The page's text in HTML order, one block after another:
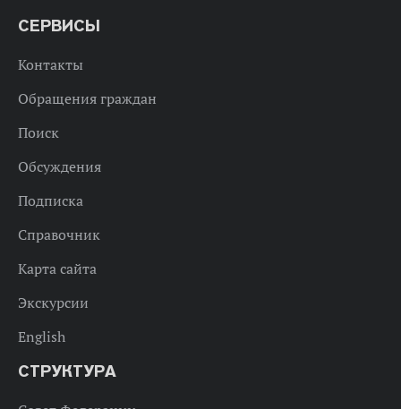
СЕРВИСЫ
Контакты
Обращения граждан
Поиск
Обсуждения
Подписка
Справочник
Карта сайта
Экскурсии
English
СТРУКТУРА